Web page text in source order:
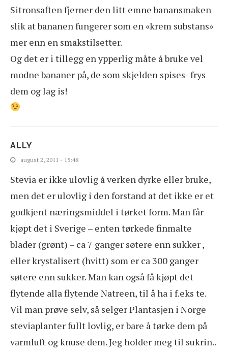
Sitronsaften fjerner den litt emne banansmaken
slik at bananen fungerer som en «krem substans»
mer enn en smakstilsetter.
Og det er i tillegg en ypperlig måte å bruke vel
modne bananer på, de som skjelden spises- frys
dem og lag is!
ALLY
august 2, 2011 - 15:48
Stevia er ikke ulovlig å verken dyrke eller bruke,
men det er ulovlig i den forstand at det ikke er et
godkjent næringsmiddel i tørket form. Man får
kjøpt det i Sverige – enten tørkede finmalte
blader (grønt) – ca 7 ganger søtere enn sukker ,
eller krystalisert (hvitt) som er ca 300 ganger
søtere enn sukker. Man kan også få kjøpt det
flytende alla flytende Natreen, til å ha i f.eks te.
Vil man prøve selv, så selger Plantasjen i Norge
steviaplanter fullt lovlig, er bare å tørke dem på
varmluft og knuse dem. Jeg holder meg til sukrin..